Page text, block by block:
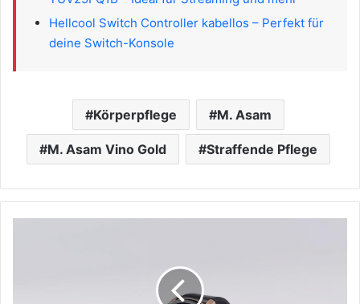
Hellcool Switch Controller kabellos – Perfekt für
deine Switch-Konsole
Körperpflege M. Asam
M. Asam Vino Gold Straffende Pflege